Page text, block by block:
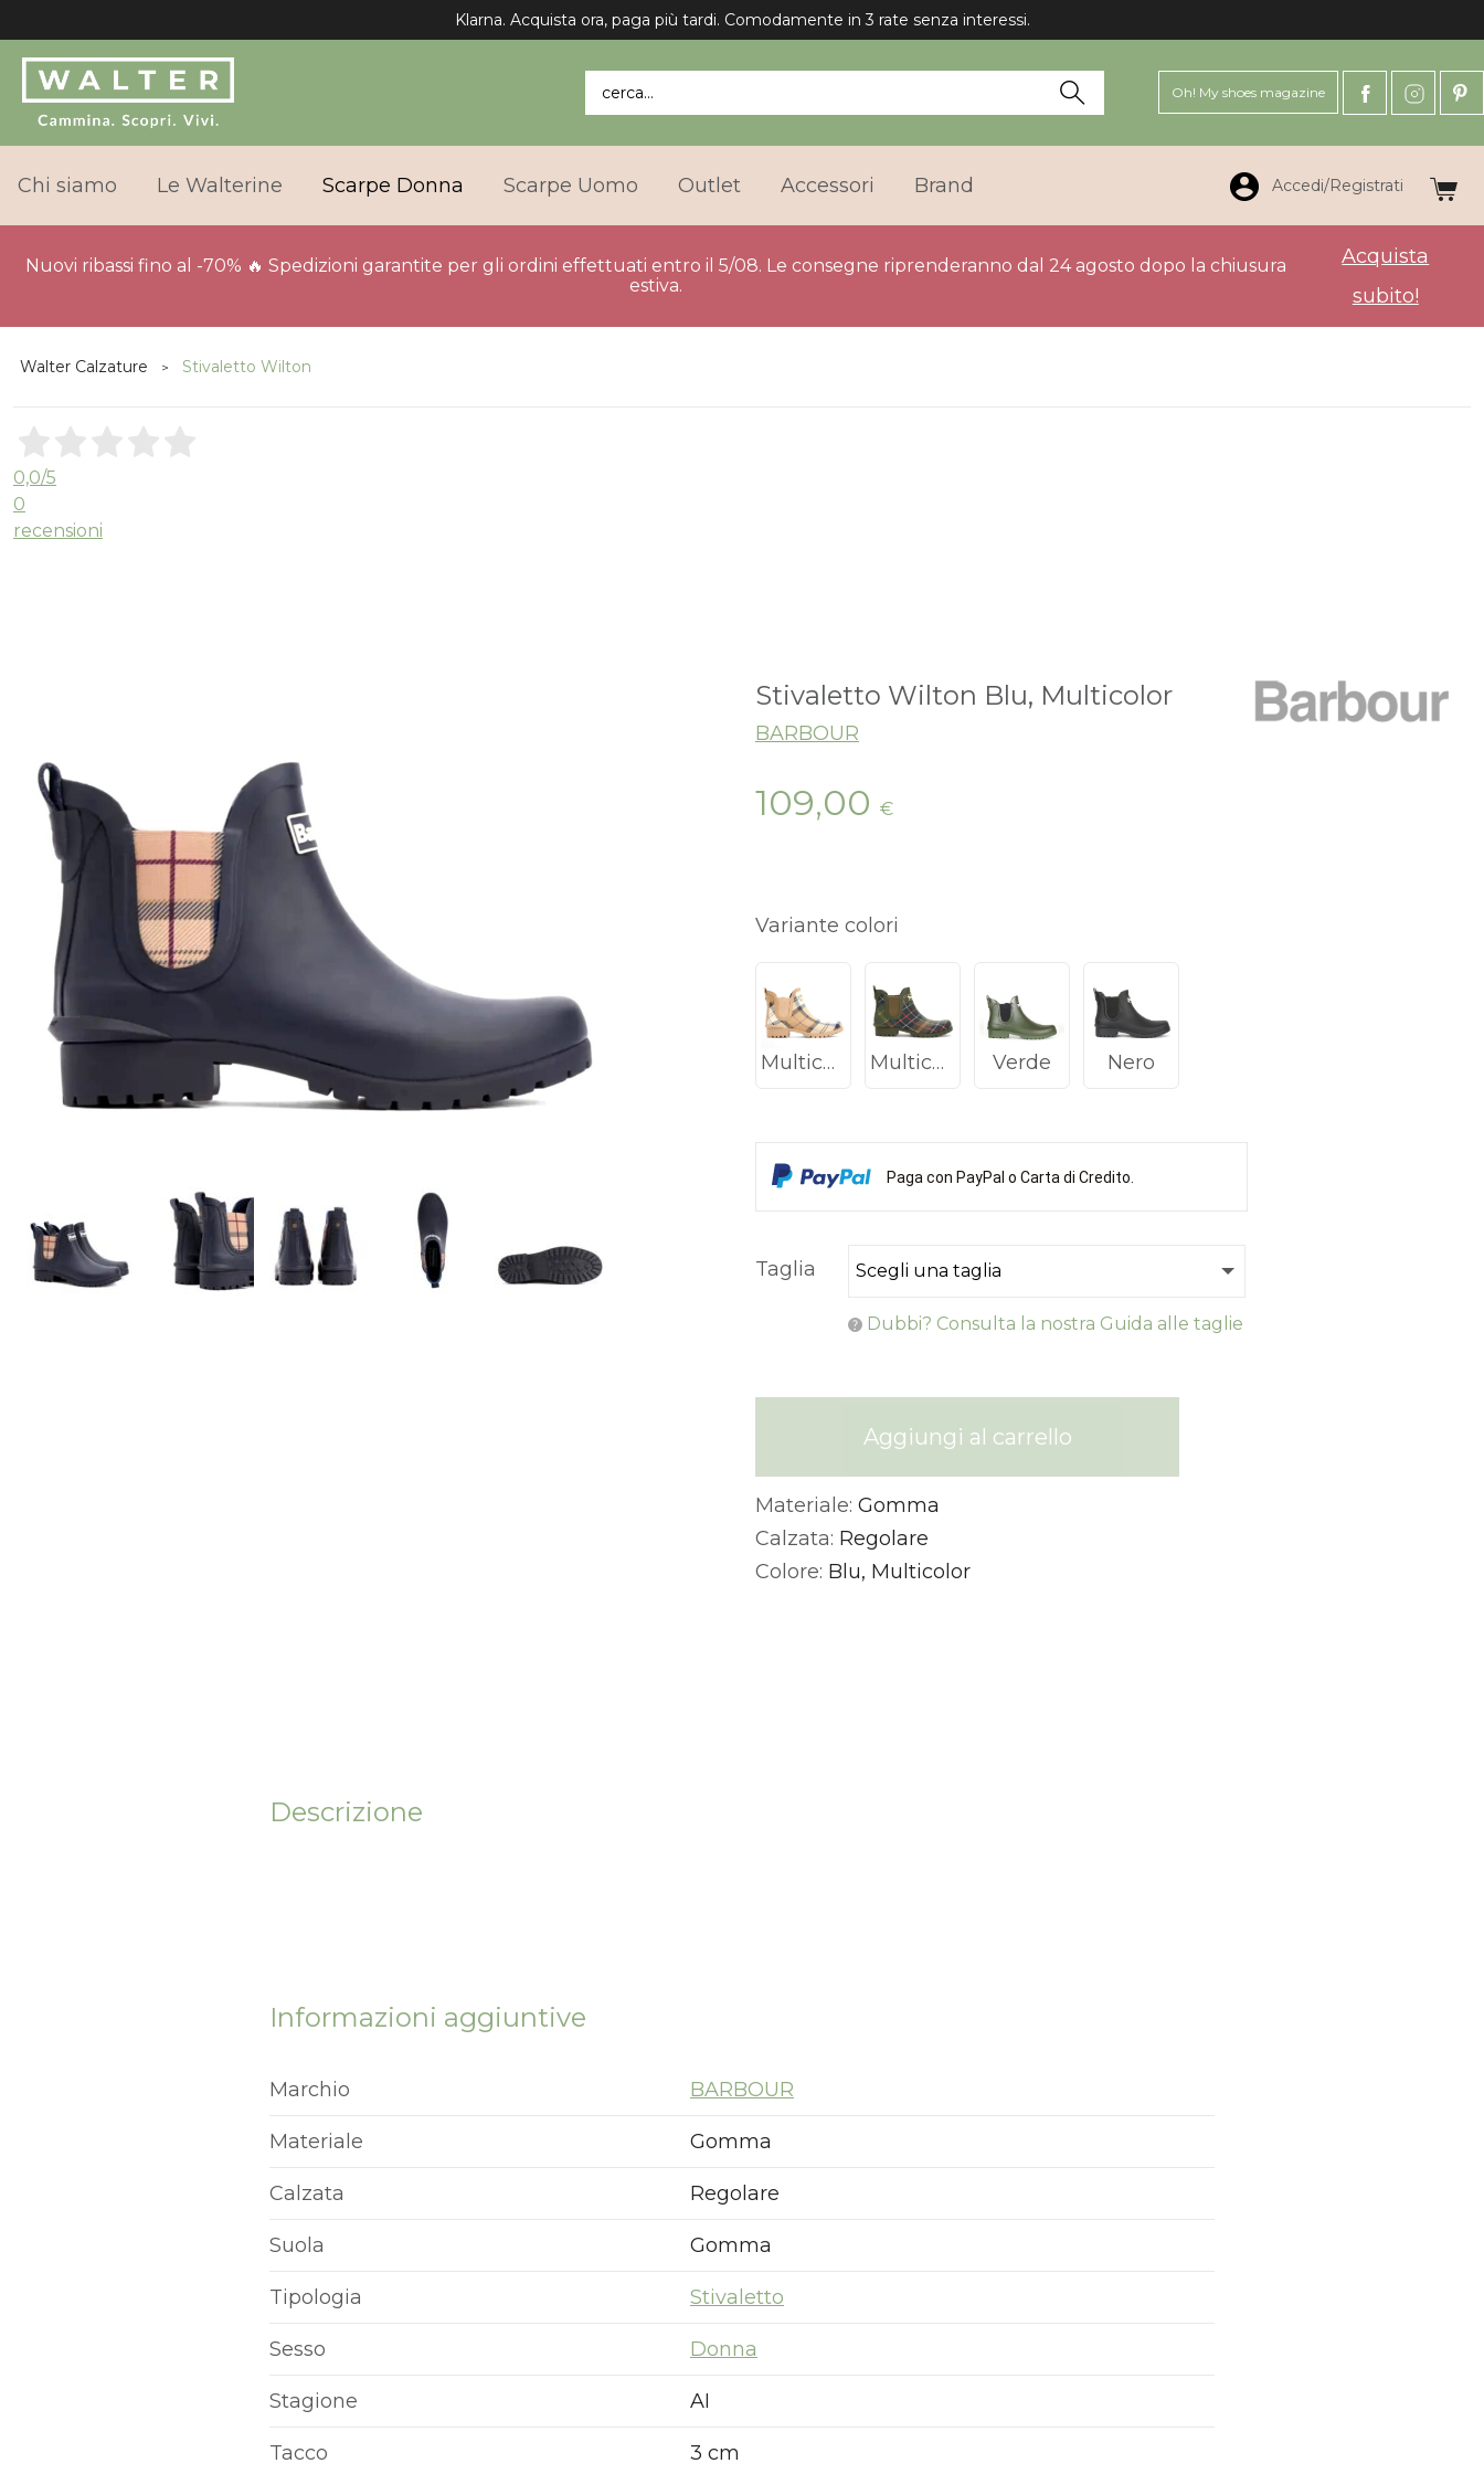
Klarna. Acquista ora, paga più tardi. Comodamente in 3 rate senza interessi.
cerca... Oh! My shoes magazine
Chi siamo Le Walterine Scarpe Donna Scarpe Uomo Outlet Accessori Brand Accedi/Registrati
Nuovi ribassi fino al -70% 🔥 Spedizioni garantite per gli ordini effettuati entro il 5/08. Le consegne riprenderanno dal 24 agosto dopo la chiusura
estiva.
Acquista
subito!
Walter Calzature Stivaletto Wilton
0,0/5
0
recensioni
Stivaletto Wilton Blu, Multicolor
BARBOUR
109,00 €
Variante colori
Multicolor Multicolor Verde Nero
Paga con PayPal o Carta di Credito.
Taglia
Dubbi? Consulta la nostra Guida alle taglie
Aggiungi al carrello
Alternative:
Materiale: Gomma
Calzata: Regolare
Colore: Blu, Multicolor
Descrizione
Informazioni aggiuntive
Marchio BARBOUR
Materiale Gomma
Calzata Regolare
Suola Gomma
Tipologia Stivaletto
Sesso Donna
Stagione AI
Tacco 3 cm
Nuovi ribassi fino al 70%